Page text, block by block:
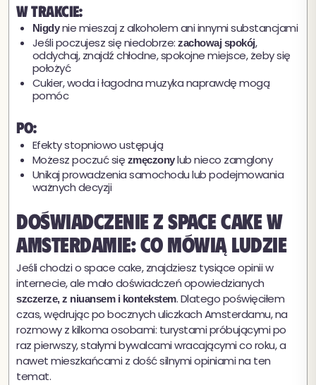
W trakcie:
Nigdynie mieszaj z alkoholem ani innymi substancjami
Jeśli poczujesz się niedobrze: zachowaj spokój,
oddychaj, znajdź chłodne, spokojne miejsce, żeby się
położyć
Cukier, woda i łagodna muzyka naprawdę mogą
pomóc
Po:
Efekty stopniowo ustępują
Możesz poczuć się zmęczonylub nieco zamglony
Unikaj prowadzenia samochodu lub podejmowania
ważnych decyzji
Doświadczenie z space cake w
Amsterdamie: co mówią ludzie
Jeśli chodzi o space cake, znajdziesz tysiące opinii w
internecie, ale mało doświadczeń opowiedzianych
szczerze, z niuansem i kontekstem. Dlatego poświęciłem
czas, wędrując po bocznych uliczkach Amsterdamu, na
rozmowy z kilkoma osobami: turystami próbującymi po
raz pierwszy, stałymi bywalcami wracającymi co roku, a
nawet mieszkańcami z dość silnymi opiniami na ten
temat.